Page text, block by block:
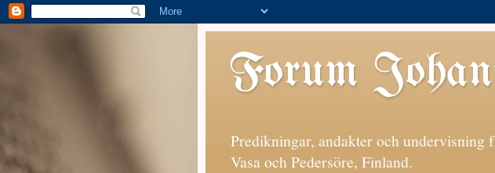
Forum
Predikningar, andakter och undervisning
Vasa och Pedersöre, Finland.